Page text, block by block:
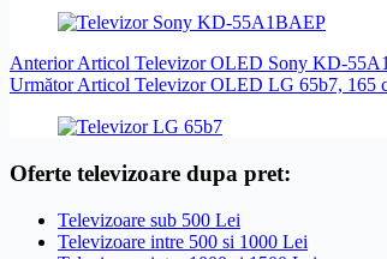
AnteriorArticol Televizor OLED Sony KD-
UrmătorArticol Televizor OLED LG 65b7, 165
Oferte televizoare dupa pret:
Televizoare sub 500 Lei
Televizoare intre 500 si 1000 Lei